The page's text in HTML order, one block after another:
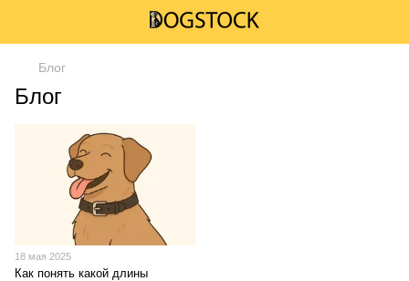
Блог
Блог
18 мая 2025
Как понять какой длины